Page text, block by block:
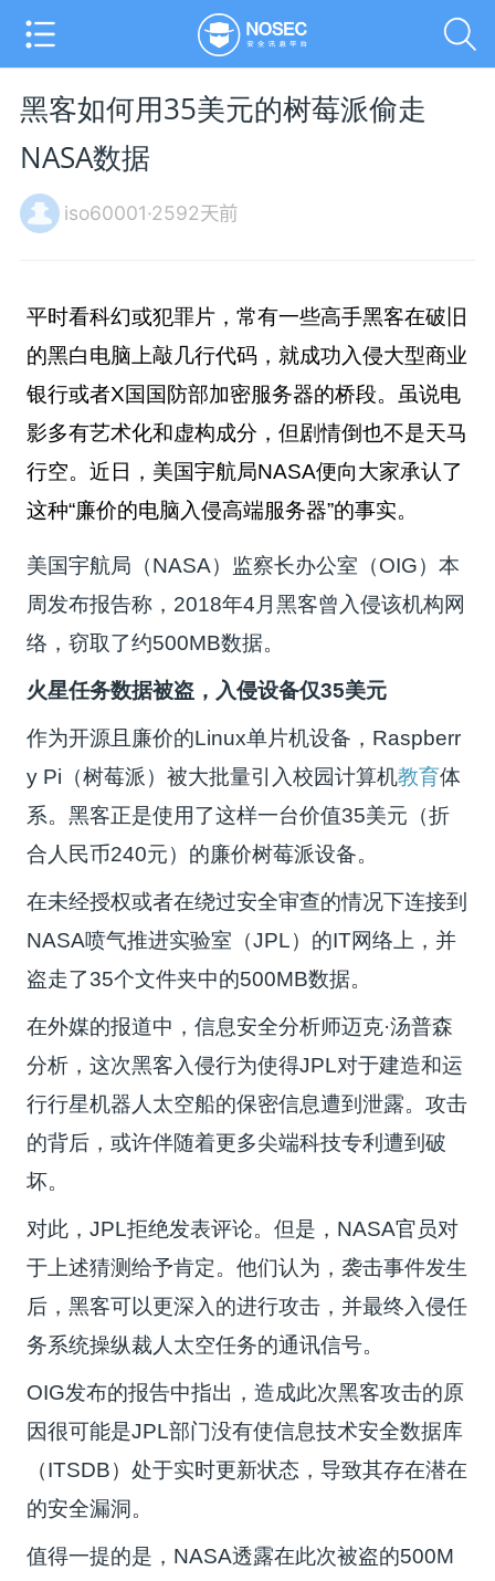
黑客如何用35美元的树莓派偷走
NASA数据
iso60001·2592天前
平时看科幻或犯罪片，常有一些高手黑客在破旧
的黑白电脑上敲几行代码，就成功入侵大型商业
银行或者X国国防部加密服务器的桥段。虽说电
影多有艺术化和虚构成分，但剧情倒也不是天马
行空。近日，美国宇航局NASA便向大家承认了
这种“廉价的电脑入侵高端服务器”的事实。
美国宇航局（NASA）监察长办公室（OIG）本
周发布报告称，2018年4月黑客曾入侵该机构网
络，窃取了约500MB数据。
火星任务数据被盗，入侵设备仅35美元
作为开源且廉价的Linux单片机设备，Raspberr
y Pi（树莓派）被大批量引入校园计算机教育体
系。黑客正是使用了这样一台价值35美元（折
合人民币240元）的廉价树莓派设备。
在未经授权或者在绕过安全审查的情况下连接到
NASA喷气推进实验室（JPL）的IT网络上，并
盗走了35个文件夹中的500MB数据。
在外媒的报道中，信息安全分析师迈克·汤普森
分析，这次黑客入侵行为使得JPL对于建造和运
行行星机器人太空船的保密信息遭到泄露。攻击
的背后，或许伴随着更多尖端科技专利遭到破
坏。
对此，JPL拒绝发表评论。但是，NASA官员对
于上述猜测给予肯定。他们认为，袭击事件发生
后，黑客可以更深入的进行攻击，并最终入侵任
务系统操纵裁人太空任务的通讯信号。
OIG发布的报告中指出，造成此次黑客攻击的原
因很可能是JPL部门没有使信息技术安全数据库
（ITSDB）处于实时更新状态，导致其存在潜在
的安全漏洞。
值得一提的是，NASA透露在此次被盗的500M